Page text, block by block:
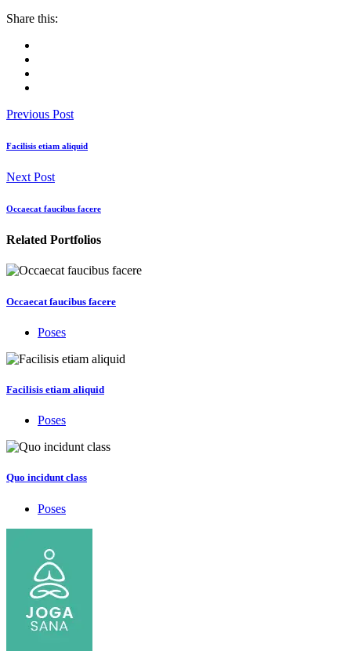
Share this:
Previous Post
Facilisis etiam aliquid
Next Post
Occaecat faucibus facere
Related Portfolios
Occaecat faucibus facere
Poses
Facilisis etiam aliquid
Poses
Quo incidunt class
Poses